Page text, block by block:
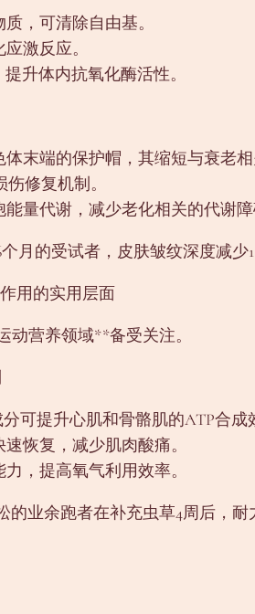
，可清除自由基。
激反应。
升体内抗氧化酶活性。
末端的保护帽，其缩短与衰老
修复机制。
量代谢，减少老化相关的代谢障
的受试者，皮肤皱纹深度减少
用的实用层面
营养领域**备受关注。
可提升心肌和骨骼肌的ATP合成
恢复，减少肌肉酸痛。
，提高氧气利用效率。
业余跑者在补充虫草4周后，耐